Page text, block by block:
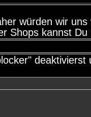
würden wir
Shops kannst Du
deaktivierst